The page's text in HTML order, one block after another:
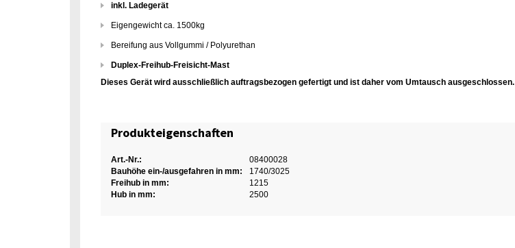
inkl. Ladegerät
Eigengewicht ca. 1500kg
Bereifung aus Vollgummi / Polyurethan
Duplex-Freihub-Freisicht-Mast
Dieses Gerät wird ausschließlich auftragsbezogen gefertigt und ist daher vom Umtausch ausgeschlossen.
Produkteigenschaften
Art.-Nr.:
08400028
Bauhöhe ein-/ausgefahren in mm:
1740/3025
Freihub in mm:
1215
Hub in mm:
2500